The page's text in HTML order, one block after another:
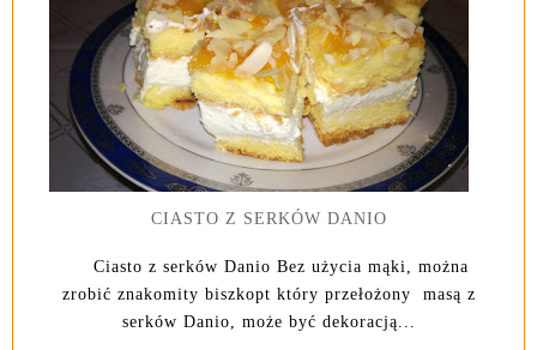
CIASTO Z SERKÓW DANIO
Ciasto z serków Danio Bez użycia mąki, można
zrobić znakomity biszkopt który przełożony masą z
serków Danio, może być dekoracją...